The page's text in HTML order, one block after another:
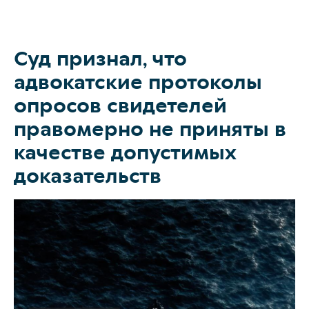
О коллегии
Команда
Новости
Контакты
+7 911 925-66-
Суд признал, что
адвокатские протоколы
опросов свидетелей
правомерно не приняты в
качестве допустимых
доказательств